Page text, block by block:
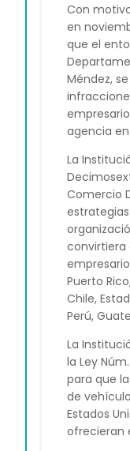
Con
en
que el
Méndez,
agencia
La
Comercio
convirtiera
Puerto
Chile,
Perú,
La
la Ley
para que
de
Estados
ofrecieran